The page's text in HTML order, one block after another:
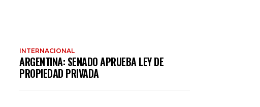
INTERNACIONAL
ARGENTINA: SENADO APRUEBA LEY DE
PROPIEDAD PRIVADA